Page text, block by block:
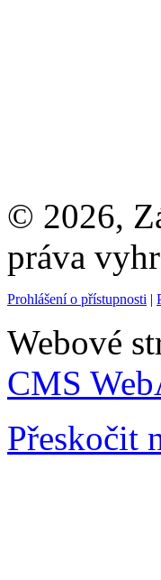
© 2026,
práva
Prohlášení o přístupnosti |
Webové
CMS
Přeskočit